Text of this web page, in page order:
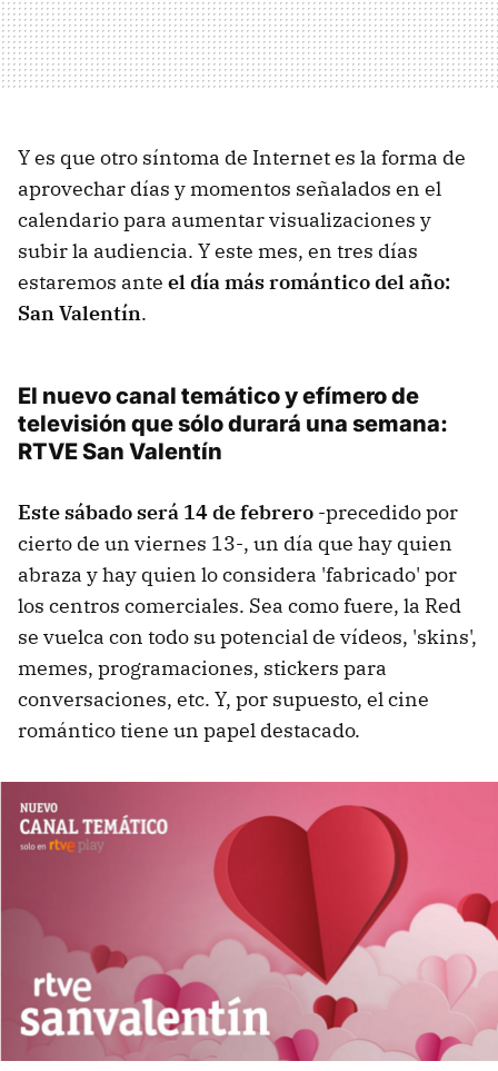
Y es que otro síntoma de Internet es la forma de
aprovechar días y momentos señalados en el
calendario para aumentar visualizaciones y
subir la audiencia. Y este mes, en tres días
estaremos ante el día más romántico del año:
San Valentín.
El nuevo canal temático y efímero de
televisión que sólo durará una semana:
RTVE San Valentín
Este sábado será 14 de febrero -precedido por
cierto de un viernes 13-, un día que hay quien
abraza y hay quien lo considera 'fabricado' por
los centros comerciales. Sea como fuere, la Red
se vuelca con todo su potencial de vídeos, 'skins',
memes, programaciones, stickers para
conversaciones, etc. Y, por supuesto, el cine
romántico tiene un papel destacado.